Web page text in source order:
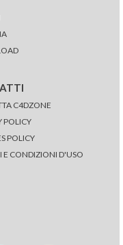
C4DZONE
POLICY
POLICY
E CONDIZIONI D'USO